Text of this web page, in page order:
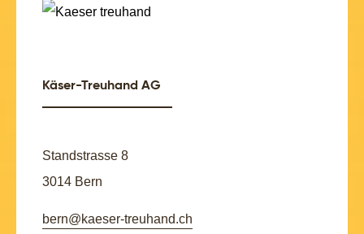
Käser-Treuhand AG
Standstrasse 8
3014 Bern
bern@kaeser-treuhand.ch